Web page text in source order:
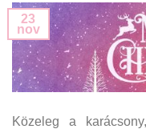
23
nov
Közeleg a